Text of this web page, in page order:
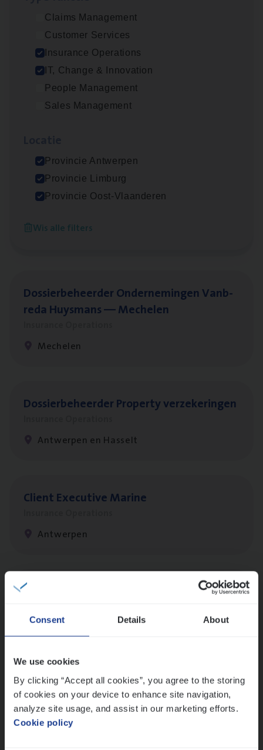
Consent Details About
We use cookies
By clicking “Accept all cookies”, you agree to the storing
of cookies on your device to enhance site navigation,
analyze site usage, and assist in our marketing efforts.
Cookie policy
Claims Management
Customer Services
Insurance Operations
IT, Change & Innovation
People Management
Sales Management
Provincie Antwerpen
Provincie Limburg
Provincie Oost-Vlaanderen
Wis alle filters
Busi­ness Analyst
IT, Change & Innovation
Antwerpen
(Agi­le)IT Pro­ject Manager
Dos­sier­be­heer­der Gewaar­borgd Inkomen
Antwerpen
Dos­sier­be­heer­der Onder­ne­min­gen Van­b­
re­da Huys­mans — Mechelen
Mechelen
Dos­sier­be­heer­der Pro­per­ty verzekeringen
Antwerpen en Hasselt
Client Exe­cu­ti­ve Marine
Antwerpen
Test Ana­lyst
Antwerpen
Advisor/​Configuratie ana­lyst Part­ner in
Benefits
Insurance Operations